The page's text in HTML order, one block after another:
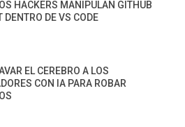
HACKERS MANIPULAN GITHUB
DENTRO DE VS CODE
EL CEREBRO A LOS
CON IA PARA ROBAR